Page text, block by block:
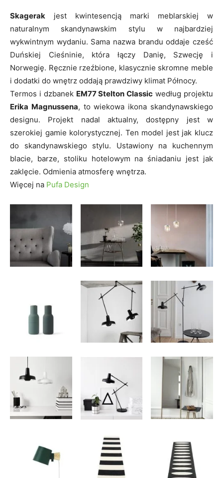
Skagerak jest kwintesencją marki meblarskiej w
naturalnym skandynawskim stylu w najbardziej
wykwintnym wydaniu. Sama nazwa brandu oddaje cześć
Duńskiej Cieśninie, która łączy Danię, Szwecję i
Norwegię. Ręcznie rzeźbione, klasycznie skromne meble
i dodatki do wnętrz oddają prawdziwy klimat Północy.
Termos i dzbanek EM77 Stelton Classic według projektu
Erika Magnussena, to wiekowa ikona skandynawskiego
designu. Projekt nadal aktualny, dostępny jest w
szerokiej gamie kolorystycznej. Ten model jest jak klucz
do skandynawskiego stylu. Ustawiony na kuchennym
blacie, barze, stoliku hotelowym na śniadaniu jest jak
zaklęcie. Odmienia atmosferę wnętrza.
Więcej na Pufa Design